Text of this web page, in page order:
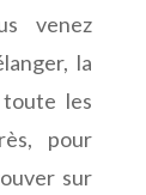
venez
la
les
pour
sur